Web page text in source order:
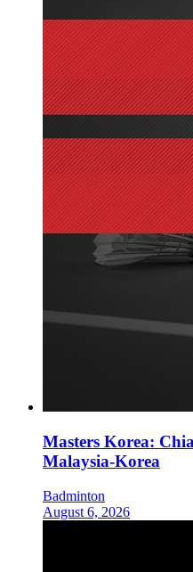
Masters Korea:
Malaysia-Korea
Badminton
August 6, 2026